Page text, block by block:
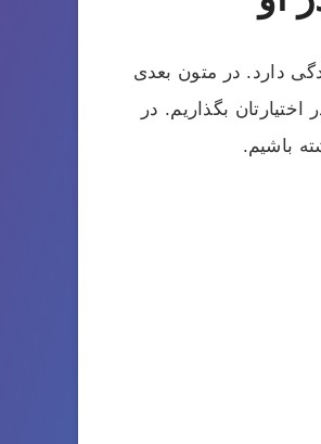
دارد. در متون بعدی
بگذاریم. در
باشیم.